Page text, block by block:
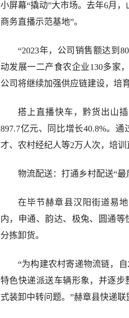
小屏幕“撬动”大市场。去年6月
商务直播示范基地”。
“2023年，公司销售额达到
动发展一二产食农企业130多家
公司将继续加强供应链建设，培
搭上直播快车，黔货出山
897.7亿元、同比增长40.8%。
才、农村经纪人等2万人次，培训
物流配送：打通乡村配送“最
在毕节赫章县汉阳街道易
内，申通、韵达、极兔、圆通
分拣卸货。
“为构建农村寄递物流链，
特色快递派送车辆形象，并逐
式装卸中转问题。”赫章县快递联